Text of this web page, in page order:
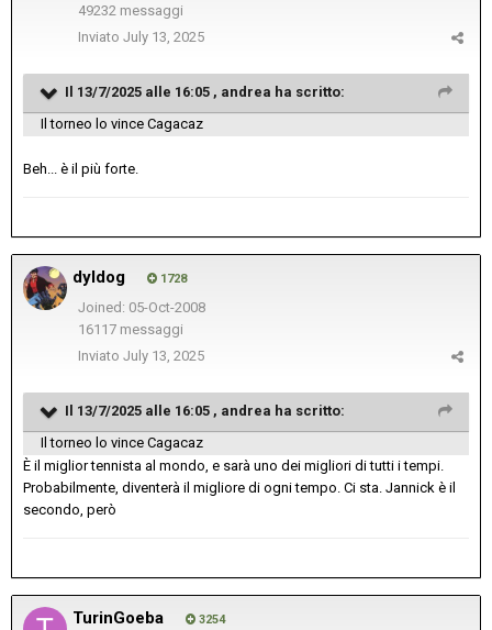
49232 messaggi
Inviato July 13, 2025
Il 13/7/2025 alle 16:05 , andrea ha scritto:
Il torneo lo vince Cagacaz
Beh... è il più forte.
dyldog 1728
Joined: 05-Oct-2008
16117 messaggi
Inviato July 13, 2025
Il 13/7/2025 alle 16:05 , andrea ha scritto:
Il torneo lo vince Cagacaz
È il miglior tennista al mondo, e sarà uno dei migliori di tutti i tempi.
Probabilmente, diventerà il migliore di ogni tempo. Ci sta. Jannick è il
secondo, però
TurinGoeba 3254